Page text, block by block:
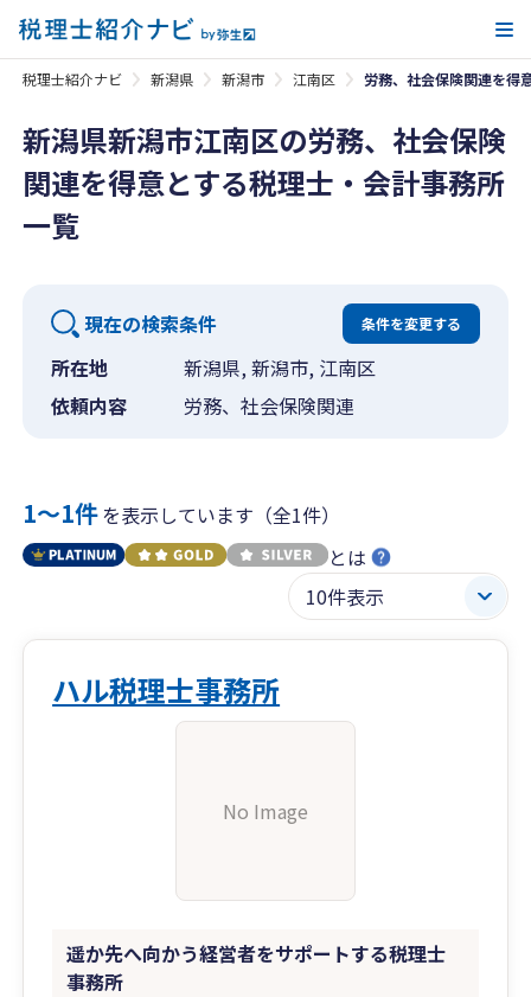
税理士紹介ナビ 新潟県 新潟市 江南区 労務、社会保険関連を得
新潟県新潟市江南区の労務、社会保険
関連を得意とする税理士・会計事務所
一覧
現在の検索条件 条件を変更する
所在地
新潟県, 新潟市, 江南区
依頼内容
労務、社会保険関連
1〜1件を表示しています（全1件）
とは
ハル税理士事務所
No Image
遥か先へ向かう経営者をサポートする税理士
事務所